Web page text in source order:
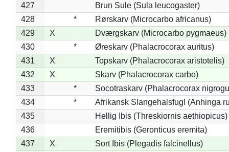
427
Brun Sule (Sula leucogaster)
428
*
Rørskarv (Microcarbo africanus)
429
X
Dværgskarv (Microcarbo pygmaeus)
430
*
Øreskarv (Phalacrocorax auritus)
431
X
Topskarv (Phalacrocorax aristotelis)
432
X
Skarv (Phalacrocorax carbo)
433
*
Socotraskarv (Phalacrocorax
434
*
Afrikansk Slangehalsfugl (Anhinga
435
Hellig Ibis (Threskiornis aethiopicus)
436
Eremitibis (Geronticus eremita)
437
X
Sort Ibis (Plegadis falcinellus)